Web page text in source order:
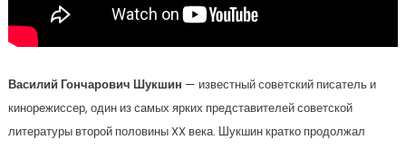
Василий Гончарович Шукшин — известный советский писатель и
кинорежиссер, один из самых ярких представителей советской
литературы второй половины XX века. Шукшин кратко продолжал